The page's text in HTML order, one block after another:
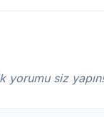
yorumu siz yapın!